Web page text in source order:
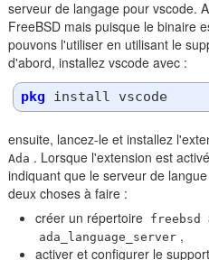
serveur de langage pour vscode.
FreeBSD mais puisque le binaire
pouvons l'utiliser en utilisant le
d'abord, installez vscode avec :
pkg install vscode
ensuite, lancez-le et installez
Ada . Lorsque l'extension est
indiquant que le serveur de
deux choses à faire :
créer un répertoire freebsd
ada_language_server ,
activer et configurer le